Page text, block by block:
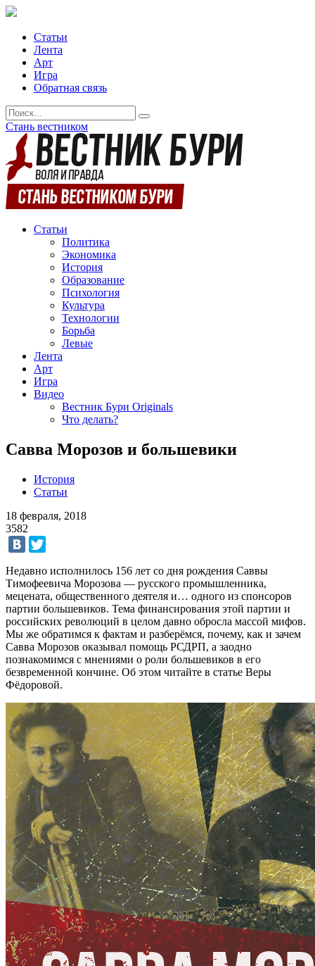
Статьи
Лента
Арт
Игра
Обратная связь
Стань вестником
Статьи
Политика
Экономика
История
Образование
Психология
Культура
Технологии
Борьба
Левые
Лента
Арт
Игра
Видео
Вестник Бури Originals
Что делать?
Савва Морозов и большевики
История
Статьи
18 февраля, 2018
3582
Недавно исполнилось 156 лет со дня рождения Саввы
Тимофеевича Морозова — русского промышленника,
мецената, общественного деятеля и… одного из спонсоров
партии большевиков. Тема финансирования этой партии и
российских революций в целом давно обросла массой мифов.
Мы же обратимся к фактам и разберёмся, почему, как и зачем
Савва Морозов оказывал помощь РСДРП, а заодно
познакомимся с мнениями о роли большевиков в его
безвременной кончине. Об этом читайте в статье Веры
Фёдоровой.